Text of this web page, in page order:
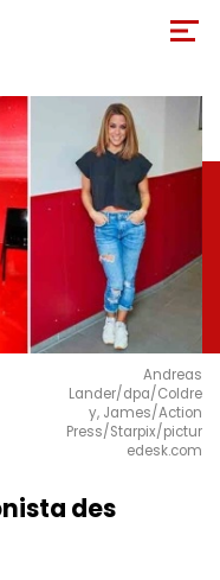
Andreas
Lander/dpa/Coldre
y, James/Action
Press/Starpix/pictur
edesk.com
des